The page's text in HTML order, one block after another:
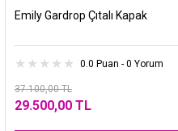
Emily Gardrop Çıtalı Kapak
0.0 Puan - 0 Yorum
37.100,00 TL
29.500,00 TL